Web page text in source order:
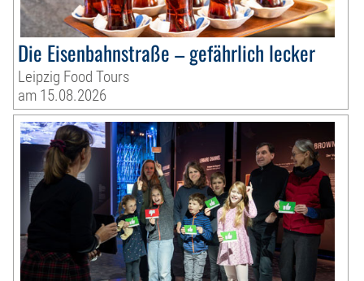
Die Eisenbahnstraße – gefährlich lecker
Leipzig Food Tours
am 15.08.2026